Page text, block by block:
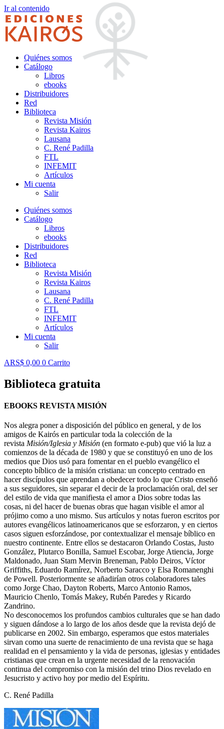
Ir al contenido
Quiénes somos
Catálogo
Libros
ebooks
Distribuidores
Red
Biblioteca
Revista Misión
Revista Kairos
Lausana
C. René Padilla
FTL
INFEMIT
Artículos
Mi cuenta
Salir
Quiénes somos
Catálogo
Libros
ebooks
Distribuidores
Red
Biblioteca
Revista Misión
Revista Kairos
Lausana
C. René Padilla
FTL
INFEMIT
Artículos
Mi cuenta
Salir
ARS$ 0,00 0 Carrito
Biblioteca gratuita
EBOOKS REVISTA MISIÓN
Nos alegra poner a disposición del público en general, y de los
amigos de Kairós en particular toda la colección de la
revista Misión/Iglesia y Misión (en formato e-pub) que vió la luz a
comienzos de la década de 1980 y que se constituyó en uno de los
medios que Dios usó para fomentar en el pueblo evangélico el
concepto bíblico de la misión cristiana: un concepto centrado en
hacer discípulos que aprendan a obedecer todo lo que Cristo enseñó
a sus seguidores, sin separar el decir de la proclamación oral, del ser
del estilo de vida que manifiesta el amor a Dios sobre todas las
cosas, ni del hacer de buenas obras que hagan visible el amor al
prójimo como a uno mismo. Sus artículos y notas fueron escritos por
autores evangélicos latinoamericanos que se esforzaron, y en ciertos
casos siguen esforzándose, por contextualizar el mensaje bíblico en
nuestro continente. Entre ellos se destacaron Orlando Costas, Justo
González, Plutarco Bonilla, Samuel Escobar, Jorge Atiencia, Jorge
Maldonado, Juan Stam Mervin Breneman, Pablo Deiros, Víctor
Griffiths, Eduardo Ramírez, Norberto Saracco y Elsa Romanenghi
de Powell. Posteriormente se añadirían otros colaboradores tales
como Jorge Chao, Dayton Roberts, Marco Antonio Ramos,
Mauricio Chenlo, Tomás Makey, Rubén Paredes y Ricardo
Zandrino.
No desconocemos los profundos cambios culturales que se han dado
y siguen dándose a lo largo de los años desde que la revista dejó de
publicarse en 2002. Sin embargo, esperamos que estos materiales
sirvan como una suerte de renacimiento de una revista que se haga
realidad en el pensamiento y la vida de personas, iglesias y entidades
cristianas que crean en la urgente necesidad de la renovación
continua del compromiso con la misión del trino Dios revelado en
Jesucristo y activo hoy por medio del Espíritu.
C. René Padilla